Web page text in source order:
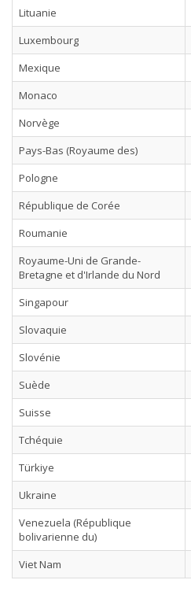
Lituanie
Luxembourg
Mexique
Monaco
Norvège
Pays-Bas (Royaume des)
Pologne
République de Corée
Roumanie
Royaume-Uni de Grande-
Bretagne et d'Irlande du Nord
Singapour
Slovaquie
Slovénie
Suède
Suisse
Tchéquie
Türkiye
Ukraine
Venezuela (République
bolivarienne du)
Viet Nam